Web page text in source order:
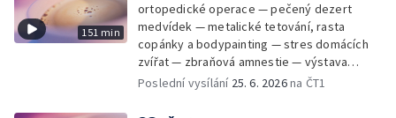
151 min
ortopedické operace — pečený dezert
medvídek — metalické tetování, rasta
copánky a bodypainting — stres domácích
zvířat — zbraňová amnestie — výstava
mikrofotografií rostlin — fenomenální
Poslední vysílání 25. 6. 2026na ČT1